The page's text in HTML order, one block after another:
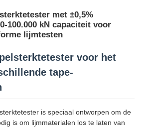
met ±0,5%
100.000 kN capaciteit voor
lijmtesten
voor het
tape-
is speciaal ontworpen om de
is om lijmmaterialen los te laten van